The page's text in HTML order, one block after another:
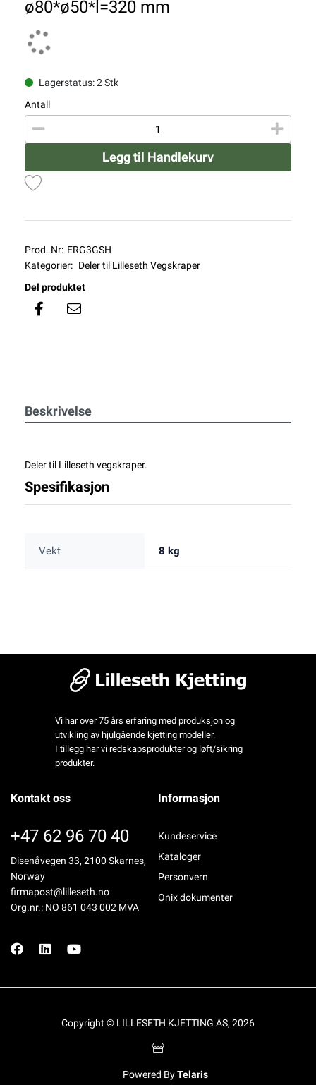
ø80*ø50*l=320 mm
Lagerstatus: 2 Stk
Antall
Legg til Handlekurv
Prod. Nr: ERG3GSH
Kategorier: Deler til Lilleseth Vegskraper
Del produktet
Beskrivelse
Deler til Lilleseth vegskraper.
Spesifikasjon
Vekt 8 kg
Vi har over 75 års erfaring med produksjon og
utvikling av hjulgående kjetting modeller.
I tillegg har vi redskapsprodukter og løft/sikring
produkter.
Kontakt oss
+47 62 96 70 40
Disenåvegen 33, 2100 Skarnes,
Norway
firmapost@lilleseth.no
Org.nr.: NO 861 043 002 MVA
Informasjon
Kundeservice
Kataloger
Personvern
Onix dokumenter
Copyright © LILLESETH KJETTING AS, 2026
Powered ByTelaris